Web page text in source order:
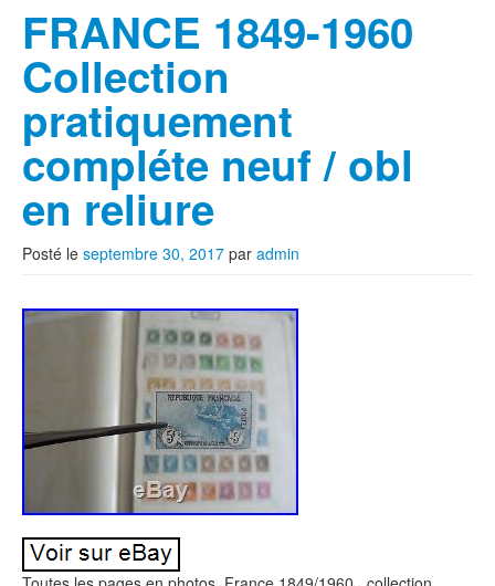
FRANCE 1849-1960
Collection
pratiquement
compléte neuf / obl
en reliure
Posté le septembre 30, 2017 par admin